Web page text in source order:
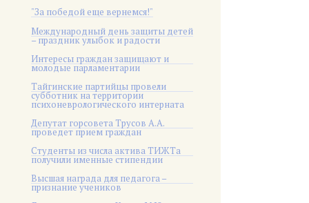
"За победой еще вернемся!"
Международный день защиты детей
– праздник улыбок и радости
Интересы граждан защищают и
молодые парламентарии
Тайгинские партийцы провели
субботник на территории
психоневрологического интерната
Депутат горсовета Трусов А.А.
проведет прием граждан
Студенты из числа актива ТИЖТа
получили именные стипендии
Высшая награда для педагога –
признание учеников